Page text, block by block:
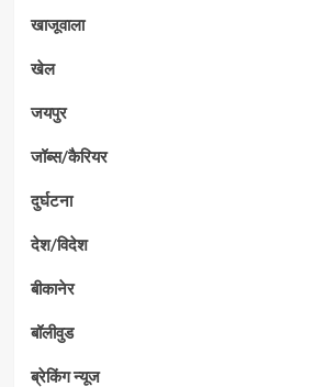
खाजूवाला
खेल
जयपुर
जॉब्स/कैरियर
दुर्घटना
देश/विदेश
बीकानेर
बॉलीवुड
ब्रेकिंग न्यूज